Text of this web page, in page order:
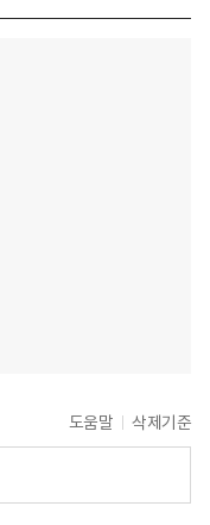
도움말 삭제기준